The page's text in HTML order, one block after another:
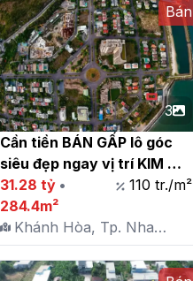
Bán
3
Cần tiền BÁN GẤP lô góc
siêu đẹp ngay vị trí KIM
CƯƠNG KĐT biển An Viên
284,4m2 giá 110tr/m2
31.28 tỷ•
284.4m²
110 tr./m²
Khánh Hòa, Tp. Nha
Trang, P. Vĩnh Trường